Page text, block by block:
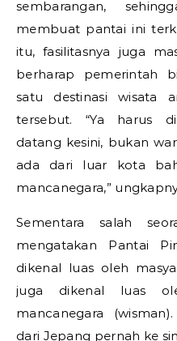
sembarangan,
membuat pantai ini
itu, fasilitasnya juga
berharap pemerintah
satu destinasi wisata
tersebut. “Ya harus
datang kesini, bukan
ada dari luar kota
mancanegara,”
Sementara salah
mengatakan Pantai
dikenal luas oleh
juga dikenal luas
mancanegara
dari Jepang pernah ke